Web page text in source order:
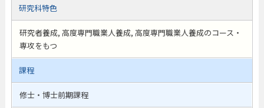
研究科特色
研究者養成, 高度専門職業人養成, 高度専門職業人養成のコース・
専攻をもつ
課程
修士・博士前期課程